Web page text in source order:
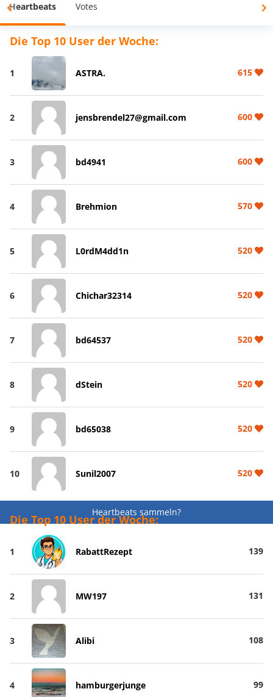
Heartbeats Votes
Die Top 10 User der Woche:
1 ASTRA. 615
2 jensbrendel27@gmail.com 600
3 bd4941 600
4 Brehmion 570
5 L0rdM4dd1n 520
6 Chichar32314 520
7 bd64537 520
8 dStein 520
9 bd65038 520
10 Sunil2007 520
Heartbeats sammeln?
Die Top 10 User der Woche:
1 RabattRezept 139
2 MW197 131
3 Alibi 108
4 hamburgerjunge 99